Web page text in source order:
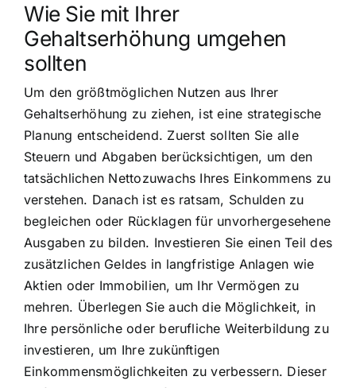
Wie Sie mit Ihrer
Gehaltserhöhung umgehen
sollten
Um den größtmöglichen Nutzen aus Ihrer
Gehaltserhöhung zu ziehen, ist eine strategische
Planung entscheidend. Zuerst sollten Sie alle
Steuern und Abgaben berücksichtigen, um den
tatsächlichen Nettozuwachs Ihres Einkommens zu
verstehen. Danach ist es ratsam, Schulden zu
begleichen oder Rücklagen für unvorhergesehene
Ausgaben zu bilden. Investieren Sie einen Teil des
zusätzlichen Geldes in langfristige Anlagen wie
Aktien oder Immobilien, um Ihr Vermögen zu
mehren. Überlegen Sie auch die Möglichkeit, in
Ihre persönliche oder berufliche Weiterbildung zu
investieren, um Ihre zukünftigen
Einkommensmöglichkeiten zu verbessern. Dieser